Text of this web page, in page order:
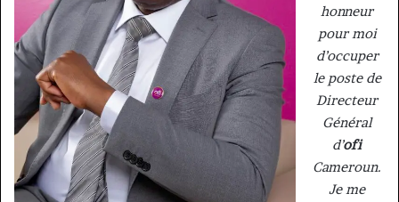
honneur
pour moi
d’occuper
le poste de
Directeur
Général
d’ofi
Cameroun.
Je me